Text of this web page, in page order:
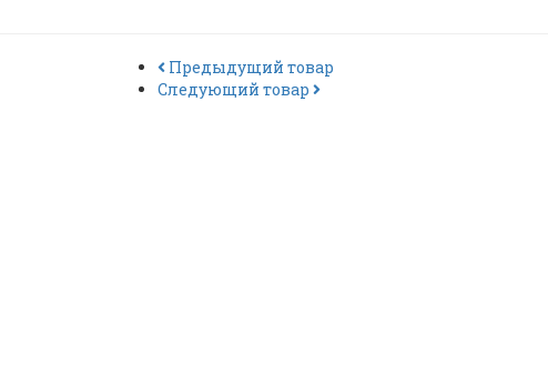
Предыдущий товар
Следующий товар